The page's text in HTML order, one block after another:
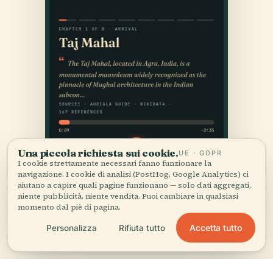
Una piccola richiesta sui cookie.UE · GDPR
I cookie strettamente necessari fanno funzionare la
navigazione. I cookie di analisi (PostHog, Google Analytics) ci
aiutano a capire quali pagine funzionano — solo dati aggregati,
niente pubblicità, niente vendita. Puoi cambiare in qualsiasi
momento dal piè di pagina.
Personalizza Rifiuta tutto Accetta tutto